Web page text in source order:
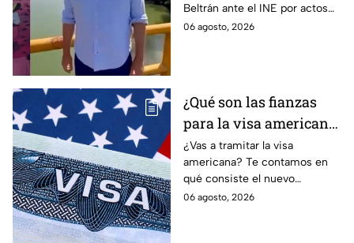
López Beltrán por
campaña anticipada en
Beltrán ante el INE por actos
anticipados de campaña en
06 agosto, 2026
¿Qué son las fianzas
para la visa americana
y por qué causan tanta
controversia?
¿Vas a tramitar la visa
americana? Te contamos en
qué consiste el nuevo
programa de fianzas
06 agosto, 2026